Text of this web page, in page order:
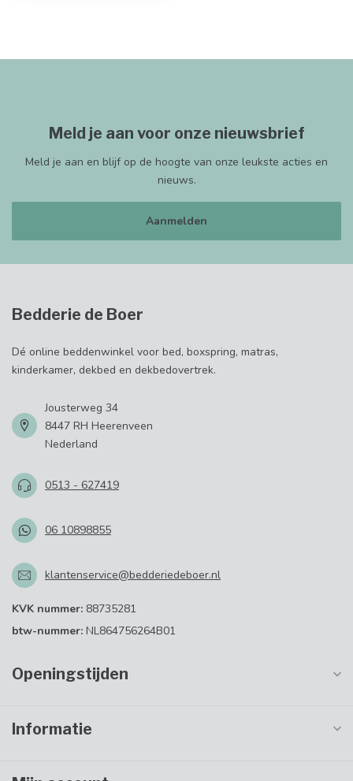
Meld je aan voor onze nieuwsbrief
Meld je aan en blijf op de hoogte van onze leukste acties en
nieuws.
Aanmelden
Bedderie de Boer
Dé online beddenwinkel voor bed, boxspring, matras,
kinderkamer, dekbed en dekbedovertrek.
Jousterweg 34
8447 RH Heerenveen
Nederland
0513 - 627419
06 10898855
klantenservice@bedderiedeboer.nl
KVK nummer: 88735281
btw-nummer: NL864756264B01
Openingstijden
Informatie